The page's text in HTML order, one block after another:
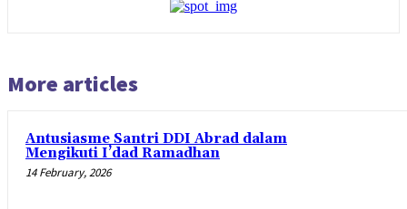
More articles
Antusiasme Santri DDI Abrad dalam
Mengikuti I’dad Ramadhan
14 February, 2026